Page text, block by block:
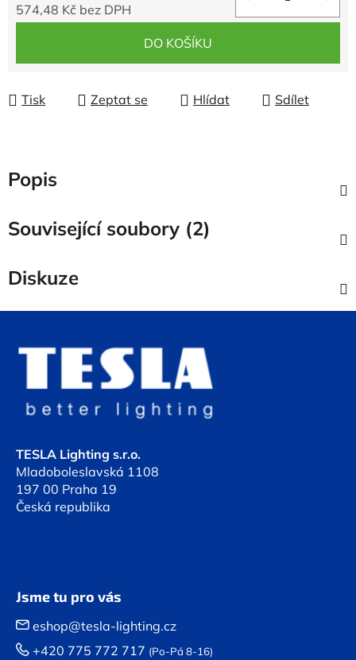
574,48 Kč bez DPH
DO KOŠÍKU
Tisk Zeptat se Hlídat Sdílet
Popis
Související soubory (2)
Diskuze
TESLA Lighting s.r.o.
Mladoboleslavská 1108
197 00 Praha 19
Česká republika
Jsme tu pro vás
eshop@tesla-lighting.cz
+420 775 772 717 (Po-Pá 8-16)